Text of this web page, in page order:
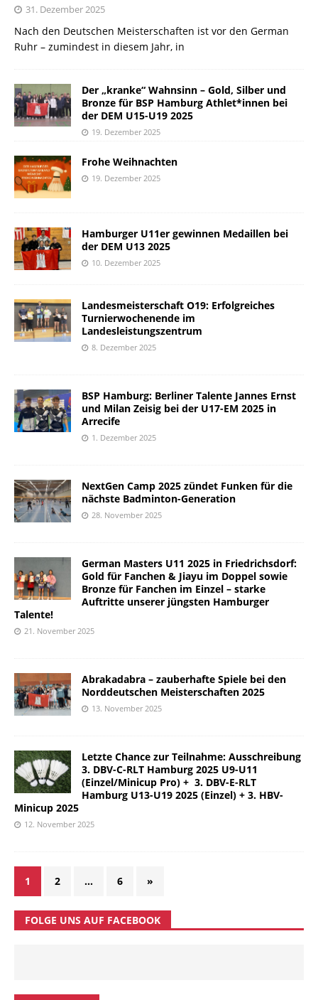
31. Dezember 2025
Nach den Deutschen Meisterschaften ist vor den German
Ruhr – zumindest in diesem Jahr, in
Der „kranke“ Wahnsinn – Gold, Silber und
Bronze für BSP Hamburg Athlet*innen bei
der DEM U15-U19 2025
19. Dezember 2025
Frohe Weihnachten
19. Dezember 2025
Hamburger U11er gewinnen Medaillen bei
der DEM U13 2025
10. Dezember 2025
Landesmeisterschaft O19: Erfolgreiches
Turnierwochenende im
Landesleistungszentrum
8. Dezember 2025
BSP Hamburg: Berliner Talente Jannes Ernst
und Milan Zeisig bei der U17-EM 2025 in
Arrecife
1. Dezember 2025
NextGen Camp 2025 zündet Funken für die
nächste Badminton-Generation
28. November 2025
German Masters U11 2025 in Friedrichsdorf:
Gold für Fanchen & Jiayu im Doppel sowie
Bronze für Fanchen im Einzel – starke
Auftritte unserer jüngsten Hamburger
Talente!
21. November 2025
Abrakadabra – zauberhafte Spiele bei den
Norddeutschen Meisterschaften 2025
13. November 2025
Letzte Chance zur Teilnahme: Ausschreibung
3. DBV-C-RLT Hamburg 2025 U9-U11
(Einzel/Minicup Pro) + 3. DBV-E-RLT
Hamburg U13-U19 2025 (Einzel) + 3. HBV-
Minicup 2025
12. November 2025
1 2 … 6 »
FOLGE UNS AUF FACEBOOK